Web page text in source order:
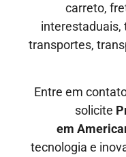
carreto,
interestaduais,
transportes,
Entre em
solicite
em
tecnologia e